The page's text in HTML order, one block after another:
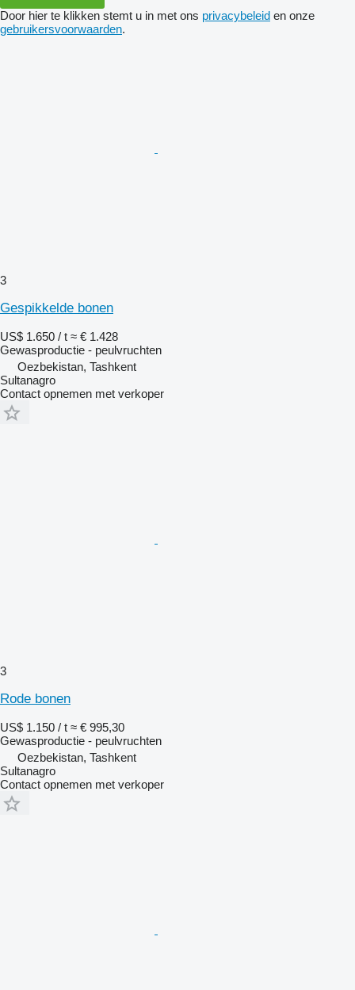
Door hier te klikken stemt u in met ons privacybeleid en onze
gebruikersvoorwaarden.
3
Gespikkelde bonen
US$ 1.650 / t ≈ € 1.428
Gewasproductie - peulvruchten
Oezbekistan, Tashkent
Sultanagro
Contact opnemen met verkoper
3
Rode bonen
US$ 1.150 / t ≈ € 995,30
Gewasproductie - peulvruchten
Oezbekistan, Tashkent
Sultanagro
Contact opnemen met verkoper